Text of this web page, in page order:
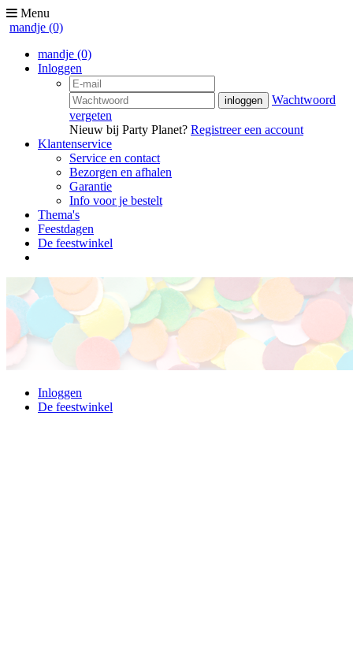
Menu
mandje (0)
mandje (0)
Inloggen
Wachtwoord
vergeten
Nieuw bij Party Planet? Registreer een account
Klantenservice
Service en contact
Bezorgen en afhalen
Garantie
Info voor je bestelt
Thema's
Feestdagen
De feestwinkel
Inloggen
De feestwinkel